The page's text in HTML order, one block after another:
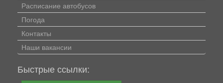
Расписание автобусов
Погода
Контакты
Наши вакансии
Быстрые ссылки: